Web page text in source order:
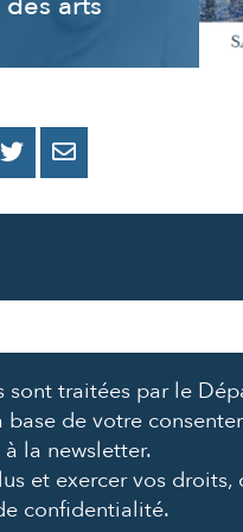
PARTAGER
PARTAGER
sont traitées par le
base de votre
la newsletter.
et exercer vos droits,
confidentialité.